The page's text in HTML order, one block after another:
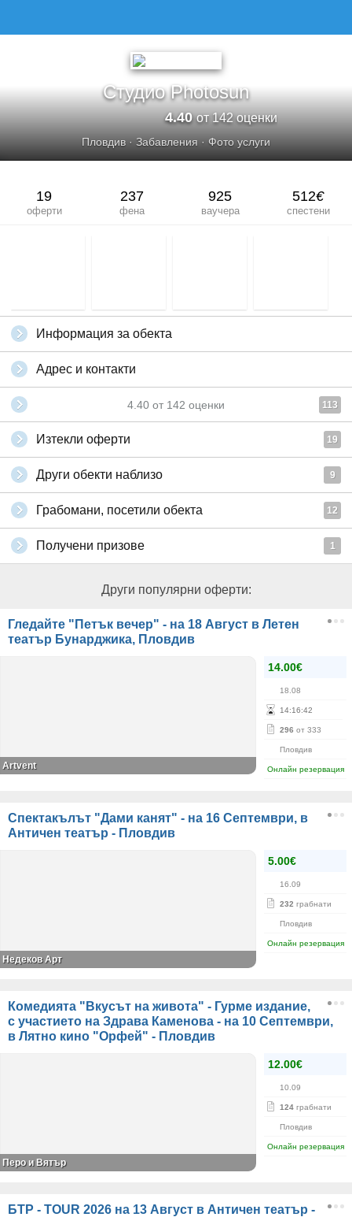
Студио Photosun
4.40от 142 оценки
Пловдив· Забавления · Фото услуги
19
оферти
237
фена
925
ваучера
512€
спестени
Информация за обекта
Адрес и контакти
4.40 от 142 оценки 113
Изтекли оферти 19
Други обекти наблизо 9
Грабомани, посетили обекта 12
Получени призове 1
Други популярни оферти:
Гледайте "Петък вечер" - на 18 Август в Летен
театър Бунарджика, Пловдив
14.00€
18.08
14:16:42
296 от 333
Пловдив
Онлайн резервация
Аrtvent
Спектакълът "Дами канят" - на 16 Септември, в
Античен театър - Пловдив
5.00€
16.09
232 грабнати
Пловдив
Онлайн резервация
Недеков Арт
Комедията "Вкусът на живота" - Гурме издание,
с участието на Здрава Каменова - на 10 Септември,
в Лятно кино "Орфей" - Пловдив
12.00€
10.09
124 грабнати
Пловдив
Онлайн резервация
Перо и Вятър
БТР - TOUR 2026 на 13 Август в Античен театър -